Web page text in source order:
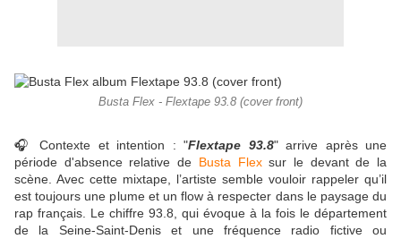
Busta Flex - Flextape 93.8 (cover front)
🎧 Contexte et intention : "Flextape 93.8" arrive après une
période d'absence relative de Busta Flexsur le devant de la
scène. Avec cette mixtape, l’artiste semble vouloir rappeler qu’il
est toujours une plume et un flow à respecter dans le paysage du
rap français. Le chiffre 93.8, qui évoque à la fois le département
de la Seine-Saint-Denis et une fréquence radio fictive ou